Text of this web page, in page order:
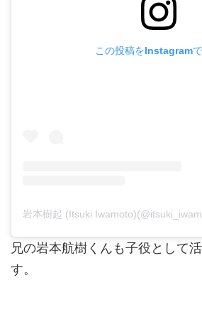
この投稿をInstagram
兄の岩本航樹くんも子役として
す。